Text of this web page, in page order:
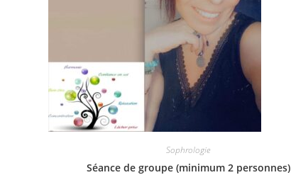
Sophrologie
Séance de groupe (minimum 2 personnes)